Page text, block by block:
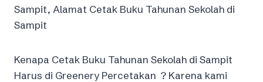
Sampit, Alamat Cetak Buku Tahunan Sekolah di
Sampit
Kenapa Cetak Buku Tahunan Sekolah di Sampit
Harus di Greenery Percetakan ? Karena kami